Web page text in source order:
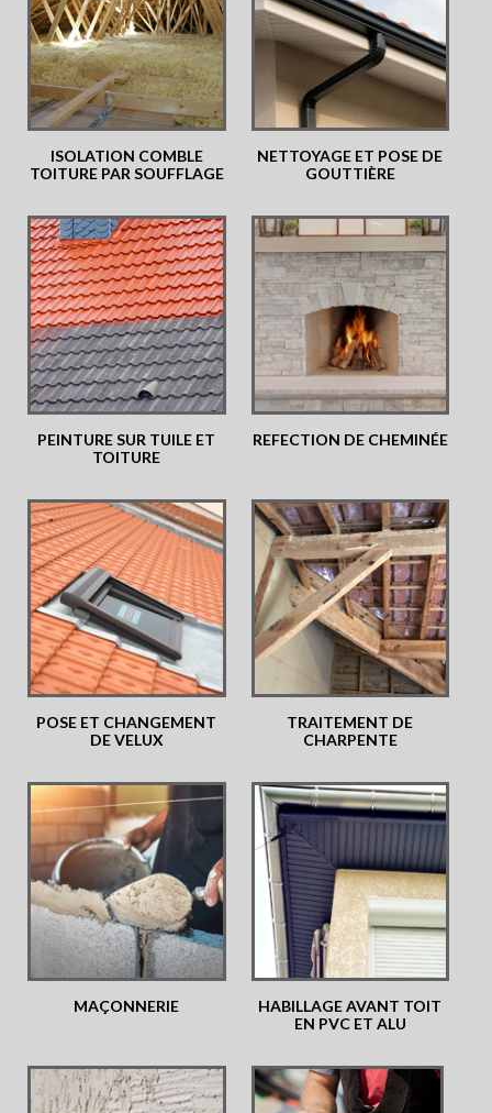
ISOLATION COMBLE
TOITURE PAR SOUFFLAGE
NETTOYAGE ET POSE DE
GOUTTIÈRE
PEINTURE SUR TUILE ET
TOITURE
REFECTION DE CHEMINÉE
POSE ET CHANGEMENT
DE VELUX
TRAITEMENT DE
CHARPENTE
MAÇONNERIE
HABILLAGE AVANT TOIT
EN PVC ET ALU